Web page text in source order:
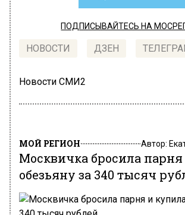
ПОДПИСЫВАЙТЕСЬ НА
НОВОСТИ ДЗЕН
Новости СМИ2
МОЙ РЕГИОН Автор:
Москвичка бросила
обезьяну за 340 тысяч